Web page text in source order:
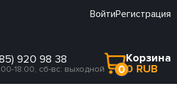
ВойтиРегистрация
920 98 38
18:00, сб-вс: выходной 0
Корзина
0 RUB